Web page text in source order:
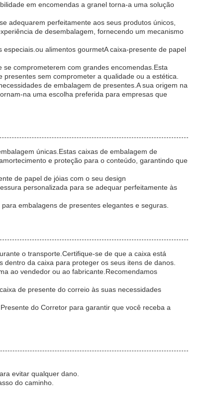
em encomendas a granel torna-a uma solução
adequarem perfeitamente aos seus produtos únicos,
de desembalagem, fornecendo um mecanismo
alimentos gourmetA caixa-presente de papel
comprometerem com grandes encomendas.Esta
sem comprometer a qualidade ou a estética.
de embalagem de presentes.A sua origem na
na uma escolha preferida para empresas que
únicas.Estas caixas de embalagem de
e proteção para o conteúdo, garantindo que
de papel de jóias com o seu design
personalizada para se adequar perfeitamente às
embalagens de presentes elegantes e seguras.
o transporte.Certifique-se de que a caixa está
da caixa para proteger os seus itens de danos.
ao vendedor ou ao fabricante.Recomendamos
de presente do correio às suas necessidades
do Corretor para garantir que você receba a
evitar qualquer dano.
do caminho.